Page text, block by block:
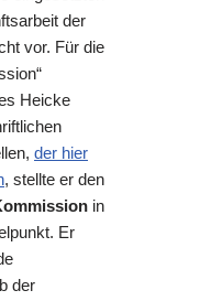
der
vor. Für die
Heicke
der hier
, stellte er den
in
Er
der